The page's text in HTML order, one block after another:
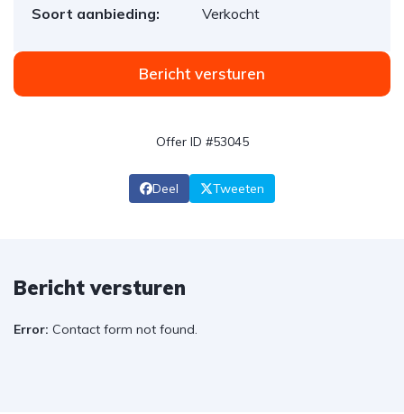
Soort aanbieding:
Verkocht
Bericht versturen
Offer ID #53045
Deel Tweeten
Bericht versturen
Error: Contact form not found.